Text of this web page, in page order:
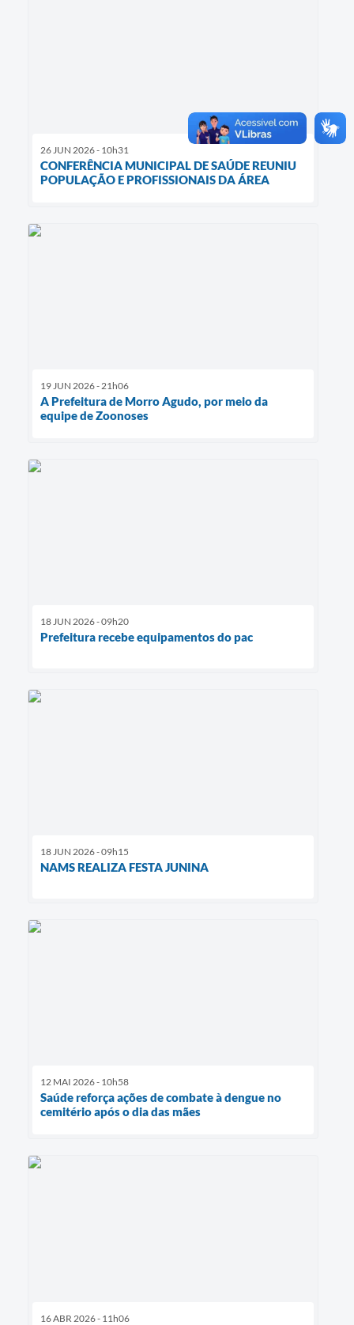
26 JUN 2026 - 10h31
CONFERÊNCIA MUNICIPAL DE SAÚDE REUNIU
POPULAÇÃO E PROFISSIONAIS DA ÁREA
19 JUN 2026 - 21h06
A Prefeitura de Morro Agudo, por meio da
equipe de Zoonoses
18 JUN 2026 - 09h20
Prefeitura recebe equipamentos do pac
18 JUN 2026 - 09h15
NAMS REALIZA FESTA JUNINA
12 MAI 2026 - 10h58
Saúde reforça ações de combate à dengue no
cemitério após o dia das mães
16 ABR 2026 - 11h06